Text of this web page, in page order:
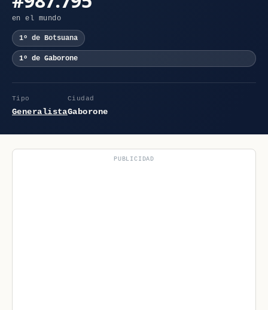
en el mundo
1º de Botsuana
1º de Gaborone
Tipo
Generalista
Ciudad
Gaborone
PUBLICIDAD